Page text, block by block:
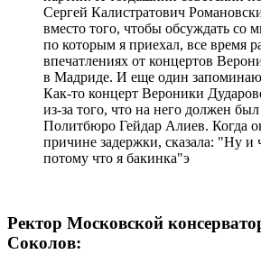
Сергей Калистратович
вместо того, чтобы обсуждать со
по которым я приехал, все время
впечатлениях от концертов
в Мадриде. И еще один
Как-то концерт Вероники
из-за того, что на него должен
Политбюро Гейдар Алиев. Когда
причине задержки, сказала: "Ну и
потому что я бакинка"э
Ректор Московской
Соколов: